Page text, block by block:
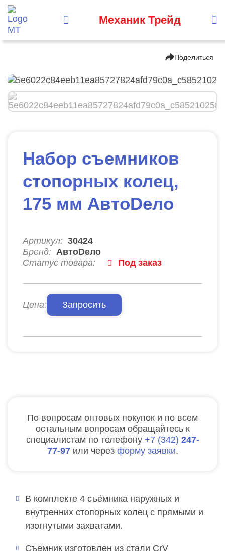
Механик Трейд
Поделиться
Набор съемников
стопорных колец,
175 мм АвтоDело
Артикул: 30424
Бренд: АвтоDело
Статус товара:
Под заказ
Цена: Запросить
По вопросам оптовых покупок и по всем
остальным вопросам обращайтесь к
специалистам по телефону
7 342 247-
77-97 или через форму заявки.
В комплекте 4 съёмника наружных и
внутренних стопорных колец с прямыми и
изогнутыми захватами.
Съемник изготовлен из стали CrV